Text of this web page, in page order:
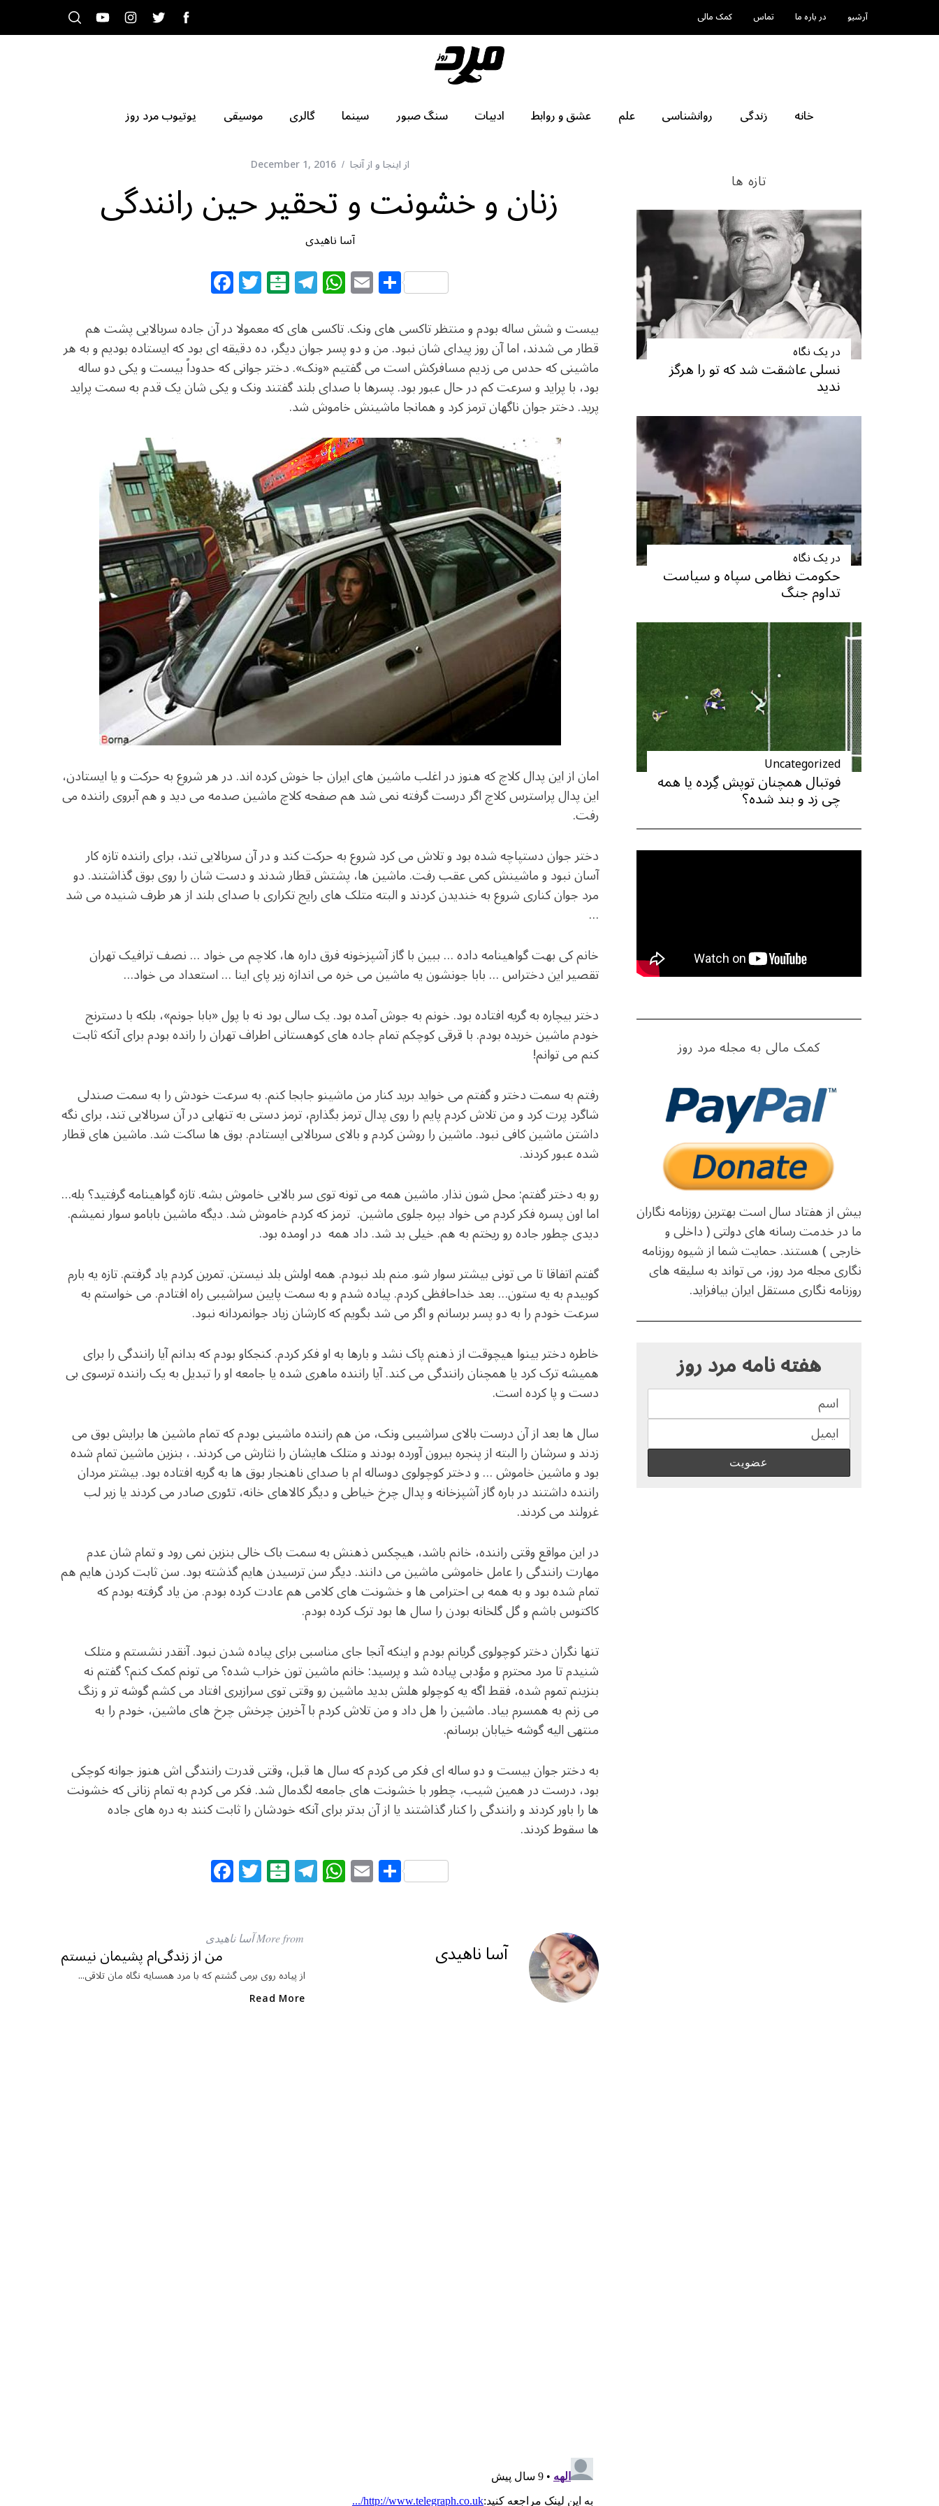
آرشیو در باره ما تماس کمک مالی
خانه زندگی روانشناسی علم عشق و روابط ادبیات سنگ صبور سینما گالری موسیقی یوتیوب مرد روز
از اینجا و از آنجا December 1, 2016
زنان و خشونت و تحقیر حین رانندگی
آسا ناهیدی
F
a
c
e
b
o
T
w
itt
e
r
B
al
at
ar
in
T
el
e
g
ra
m
W
h
at
s
A
p
p
E
m
ai
l
S
h
ar
e
بیست و شش ساله بودم و منتظر تاکسی های ونک. تاکسی های که معمولا در آن جاده سربالایی پشت هم
قطار می شدند، اما آن روز پیدای شان نبود. من و دو پسر جوان دیگر، ده دقیقه ای بود که ایستاده بودیم و به هر
ماشینی که حدس می زدیم مسافرکش است می گفتیم «ونک». دختر جوانی که حدوداً بیست و یکی دو ساله
بود، با پراید و سرعت کم در حال عبور بود. پسرها با صدای بلند گفتند ونک و یکی شان یک قدم به سمت پراید
پرید. دختر جوان ناگهان ترمز کرد و همانجا ماشینش خاموش شد.
امان از این پدال کلاچ که هنوز در اغلب ماشین های ایران جا خوش کرده اند. در هر شروع به حرکت و یا ایستادن،
این پدال پراسترس کلاچ اگر درست گرفته نمی شد هم صفحه کلاچ ماشین صدمه می دید و هم آبروی راننده می
رفت.
دختر جوان دستپاچه شده بود و تلاش می کرد شروع به حرکت کند و در آن سربالایی تند، برای راننده تازه کار
آسان نبود و ماشینش کمی عقب رفت. ماشین ها، پشتش قطار شدند و دست شان را روی بوق گذاشتند. دو
مرد جوان کناری شروع به خندیدن کردند و البته متلک های رایج تکراری با صدای بلند از هر طرف شنیده می شد
…
خانم کی بهت گواهینامه داده … ببین با گاز آشپزخونه فرق داره ها، کلاچم می خواد … نصف ترافیک تهران
تقصیر این دختراس … بابا جونشون یه ماشین می خره می اندازه زیر پای اینا … استعداد می خواد…
دختر بیچاره به گریه افتاده بود. خونم به جوش آمده بود. یک سالی بود نه با پول «بابا جونم»، بلکه با دسترنج
خودم ماشین خریده بودم. با قرقی کوچکم تمام جاده های کوهستانی اطراف تهران را رانده بودم برای آنکه ثابت
کنم می توانم!
رفتم به سمت دختر و گفتم می خواید برید کنار من ماشینو جابجا کنم. به سرعت خودش را به سمت صندلی
شاگرد پرت کرد و من تلاش کردم پایم را روی پدال ترمز بگذارم، ترمز دستی به تنهایی در آن سربالایی تند، برای نگه
داشتن ماشین کافی نبود. ماشین را روشن کردم و بالای سربالایی ایستادم. بوق ها ساکت شد. ماشین های قطار
شده عبور کردند.
رو به دختر گفتم: محل شون نذار. ماشین همه می تونه توی سر بالایی خاموش بشه. تازه گواهینامه گرفتید؟ بله…
اما اون پسره فکر کردم می خواد بپره جلوی ماشین. ترمز که کردم خاموش شد. دیگه ماشین بابامو سوار نمیشم.
دیدی چطور جاده رو ریختم به هم. خیلی بد شد. داد همه در اومده بود.
گفتم اتفاقا تا می تونی بیشتر سوار شو. منم بلد نبودم. همه اولش بلد نیستن. تمرین کردم یاد گرفتم. تازه یه بارم
کوبیدم به یه ستون… بعد خداحافظی کردم. پیاده شدم و به سمت پایین سراشیبی راه افتادم. می خواستم به
سرعت خودم را به دو پسر برسانم و اگر می شد بگویم که کارشان زیاد جوانمردانه نبود.
خاطره دختر بینوا هیچوقت از ذهنم پاک نشد و بارها به او فکر کردم. کنجکاو بودم که بدانم آیا رانندگی را برای
همیشه ترک کرد یا همچنان رانندگی می کند. آیا راننده ماهری شده یا جامعه او را تبدیل به یک راننده ترسوی بی
دست و پا کرده است.
سال ها بعد از آن درست بالای سراشیبی ونک، من هم راننده ماشینی بودم که تمام ماشین ها برایش بوق می
زدند و سرشان را البته از پنجره بیرون آورده بودند و متلک هایشان را نثارش می کردند. ، بنزین ماشین تمام شده
بود و ماشین خاموش … و دختر کوچولوی دوساله ام با صدای ناهنجار بوق ها به گریه افتاده بود. بیشتر مردان
راننده داشتند در باره گاز آشپزخانه و پدال چرخ خیاطی و دیگر کالاهای خانه، تئوری صادر می کردند یا زیر لب
غرولند می کردند.
در این مواقع وقتی راننده، خانم باشد، هیچکس ذهنش به سمت باک خالی بنزین نمی رود و تمام شان عدم
مهارت رانندگی را عامل خاموشی ماشین می دانند. دیگر سن ترسیدن هایم گذشته بود. سن ثابت کردن هایم هم
تمام شده بود و به همه بی احترامی ها و خشونت های کلامی هم عادت کرده بودم. من یاد گرفته بودم که
کاکتوس باشم و گل گلخانه بودن را سال ها بود ترک کرده بودم.
تنها نگران دختر کوچولوی گریانم بودم و اینکه آنجا جای مناسبی برای پیاده شدن نبود. آنقدر نشستم و متلک
شنیدم تا مرد محترم و مؤدبی پیاده شد و پرسید: خانم ماشین تون خراب شده؟ می تونم کمک کنم؟ گفتم نه
بنزینم تموم شده، فقط اگه یه کوچولو هلش بدید ماشین رو وقتی توی سرازیری افتاد می کشم گوشه تر و زنگ
می زنم به همسرم بیاد. ماشین را هل داد و من تلاش کردم با آخرین چرخش چرخ های ماشین، خودم را به
منتهی الیه گوشه خیابان برسانم.
به دختر جوان بیست و دو ساله ای فکر می کردم که سال ها قبل، وقتی قدرت رانندگی اش هنوز جوانه کوچکی
بود، درست در همین شیب، چطور با خشونت های جامعه لگدمال شد. فکر می کردم به تمام زنانی که خشونت
ها را باور کردند و رانندگی را کنار گذاشتند یا از آن بدتر برای آنکه خودشان را ثابت کنند به دره های جاده
ها سقوط کردند.
F
a
e
oo
T
w
e
B
al
arin
T
el W
h E
m S
h
آسا ناهیدی More from آسا ناهیدی
من از زندگی‌ام پشیمان نیستم
از پیاده روی برمی گشتم که با مرد همسایه نگاه مان تلاقی...
Read More
تازه ها
در یک نگاه
نسلی عاشقت شد که تو را هرگز
ندید
در یک نگاه
حکومت نظامی سپاه و سیاست
تداوم جنگ
Uncategorized
فوتبال همچنان توپش گِرده یا همه
چی زد و بند شده؟
کمک مالی به مجله مرد روز
بیش از هفتاد سال است بهترین روزنامه نگاران
ما در خدمت رسانه های دولتی ( داخلی و
خارجی ) هستند. حمایت شما از شیوه روزنامه
نگاری مجله مرد روز، می تواند به سلیقه های
روزنامه نگاری مستقل ایران بیافزاید.
هفته نامه مرد روز
S
r
c
f
r